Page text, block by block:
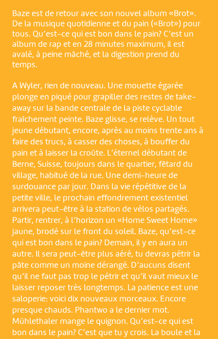
Baze est de retour avec son nouvel album «Brot».
De la musique quotidienne et du pain («Brot») pour
tous. Qu’est-ce qui est bon dans le pain? C’est un
album de rap et en 28 minutes maximum, il est
avalé, à peine mâché, et la digestion prend du
temps.
A Wyler, rien de nouveau. Une mouette égarée
plonge en piqué pour grapiller des restes de take-
away sur la bande centrale de la piste cyclable
fraîchement peinte. Baze glisse, se relève. Un tout
jeune débutant, encore, après au moins trente ans à
faire des trucs, à casser des choses, à bouffer du
pain et à laisser la croûte. L’éternel débutant de
Berne, Suisse, toujours dans le quartier, fêtard du
village, habitué de la rue. Une demi-heure de
surdouance par jour. Dans la vie répétitive de la
petite ville, le prochain effondrement existentiel
arrivera peut-être à la station de vélos partagés.
Partir, rentrer, à l’horizon un «Home Sweet Home»
jaune, brodé sur le front du soleil. Baze, qu’est-ce
qui est bon dans le pain? Demain, il y en aura un
autre. Il sera peut-être plus aéré, tu devras pétrir la
pâte comme un moine dérangé. D’aucuns disent
qu’il ne faut pas trop le pétrir et qu’il vaut mieux le
laisser reposer très longtemps. La patience est une
saloperie: voici dix nouveaux morceaux. Encore
presque chauds. Phantwo a le dernier mot.
Mühlethaler mange le quignon. Qu’est-ce qui est
bon dans le pain? C’est que tu y crois. La boule et la